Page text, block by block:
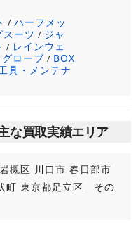
/ ハーフメッ
スーツ / ジャ
/ レインウェ
グローブ / BOX
具・メンテナ
な買取実績エリア
槻区 川口市 春日部市
町 東京都足立区 その